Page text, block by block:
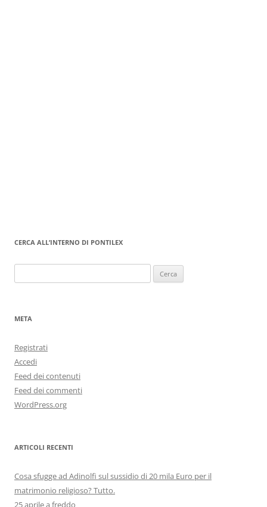
CERCA ALL’INTERNO DI PONTILEX
per:
META
Registrati
Accedi
Feed dei contenuti
Feed dei commenti
WordPress.org
ARTICOLI RECENTI
Cosa sfugge ad Adinolfi sul sussidio di 20 mila Euro per il
matrimonio religioso? Tutto.
25 aprile a freddo